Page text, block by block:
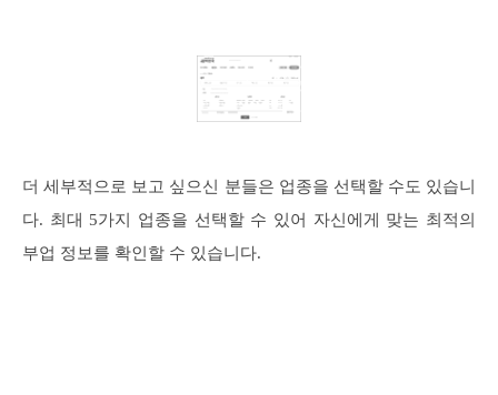
더 세부적으로 보고 싶으신 분들은 업종을 선택할 수도 있습니
다. 최대 5가지 업종을 선택할 수 있어 자신에게 맞는 최적의
부업 정보를 확인할 수 있습니다.